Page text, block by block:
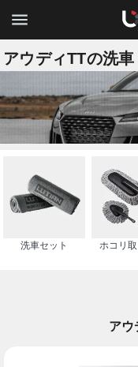
アウディTTの洗
洗車セット ホコリ
アウ